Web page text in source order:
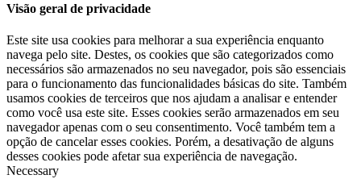
Visão geral de privacidade
Este site usa cookies para melhorar a sua experiência enquanto
navega pelo site. Destes, os cookies que são categorizados como
necessários são armazenados no seu navegador, pois são essenciais
para o funcionamento das funcionalidades básicas do site. Também
usamos cookies de terceiros que nos ajudam a analisar e entender
como você usa este site. Esses cookies serão armazenados em seu
navegador apenas com o seu consentimento. Você também tem a
opção de cancelar esses cookies. Porém, a desativação de alguns
desses cookies pode afetar sua experiência de navegação.
Necessary